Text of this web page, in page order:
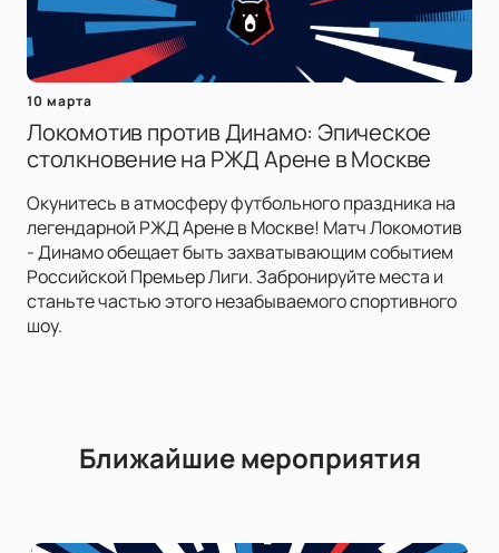
10 марта
Локомотив против Динамо: Эпическое
столкновение на РЖД Арене в Москве
Окунитесь в атмосферу футбольного праздника на
легендарной РЖД Арене в Москве! Матч Локомотив
- Динамо обещает быть захватывающим событием
Российской Премьер Лиги. Забронируйте места и
станьте частью этого незабываемого спортивного
шоу.
Ближайшие мероприятия